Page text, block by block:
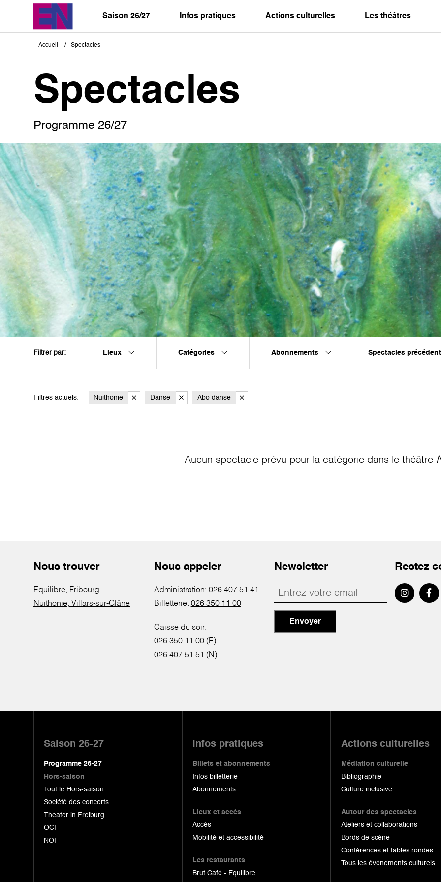
Saison 26/27 Infos pratiques Actions culturelles Les théâtres
Fil
Accueil Spectacles
Spectacles
Programme 26/27
Filtrer par: Lieux Catégories Abonnements Spectacles
Filtres actuels: Nuithonie Danse Abo danse
Aucun spectacle prévu pour la catégorie dans le théâtre
Nous trouver
Equilibre, Fribourg
Nuithonie, Villars-sur-Glâne
Nous appeler
Administration: 026 407 51 41
Billetterie: 026 350 11 00
Caisse du soir:
026 350 11 00(E)
026 407 51 51 (N)
Newsletter
Envoyer
Restez
Saison 26-27
Programme 26-27
Hors-saison
Tout le Hors-saison
Société des concerts
Theater in Freiburg
OCF
NOF
Infos pratiques
Billets et abonnements
Infos billetterie
Abonnements
Lieux et accès
Accès
Mobilité et accessibilité
Les restaurants
Brut Café - Equilibre
Actions culturelles
Médiation culturelle
Bibliographie
Culture inclusive
Autour des spectacles
Ateliers et collaborations
Bords de scène
Conférences et tables rondes
Tous les événements culturels